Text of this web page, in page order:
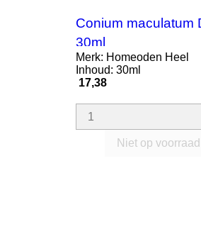
Conium maculatum
30ml
Merk: Homeoden Heel
Inhoud: 30ml
Prijs
17,38
Niet op voorraad